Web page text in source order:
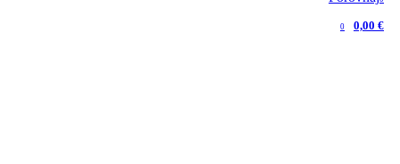
0 0,00 €